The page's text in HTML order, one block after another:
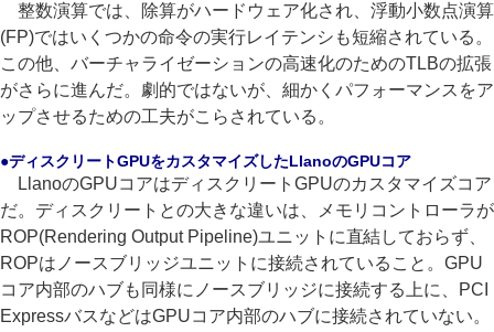
整数演算では、除算がハードウェア化され、浮動小数点演算
(FP)ではいくつかの命令の実行レイテンシも短縮されている。
この他、バーチャライゼーションの高速化のためのTLBの拡張
がさらに進んだ。劇的ではないが、細かくパフォーマンスをア
ップさせるための工夫がこらされている。
●ディスクリートGPUをカスタマイズしたLlanoのGPUコア
LlanoのGPUコアはディスクリートGPUのカスタマイズコア
だ。ディスクリートとの大きな違いは、メモリコントローラが
ROP(Rendering Output Pipeline)ユニットに直結しておらず、
ROPはノースブリッジユニットに接続されていること。GPU
コア内部のハブも同様にノースブリッジに接続する上に、PCI
ExpressバスなどはGPUコア内部のハブに接続されていない。